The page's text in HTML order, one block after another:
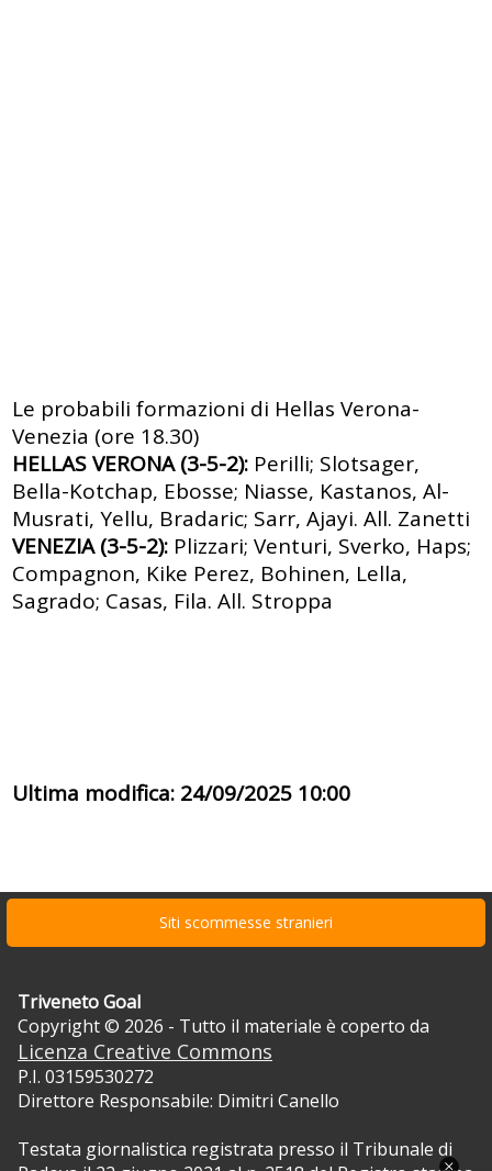
Le probabili formazioni di Hellas Verona-
Venezia (ore 18.30)
HELLAS VERONA (3-5-2): Perilli; Slotsager,
Bella-Kotchap, Ebosse; Niasse, Kastanos, Al-
Musrati, Yellu, Bradaric; Sarr, Ajayi. All. Zanetti
VENEZIA (3-5-2): Plizzari; Venturi, Sverko, Haps;
Compagnon, Kike Perez, Bohinen, Lella,
Sagrado; Casas, Fila. All. Stroppa
Ultima modifica: 24/09/2025 10:00
Siti scommesse stranieri
Triveneto Goal
Copyright © 2026 - Tutto il materiale è coperto da
Licenza Creative Commons
P.I. 03159530272
Direttore Responsabile: Dimitri Canello
Testata giornalistica registrata presso il Tribunale di